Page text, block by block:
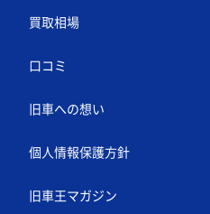
買取相場
口コミ
旧車への想い
個人情報保護方針
旧車王マガジン